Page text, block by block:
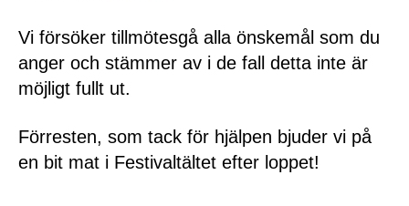
Vi försöker tillmötesgå alla önskemål som du
anger och stämmer av i de fall detta inte är
möjligt fullt ut.
Förresten, som tack för hjälpen bjuder vi på
en bit mat i Festivaltältet efter loppet!